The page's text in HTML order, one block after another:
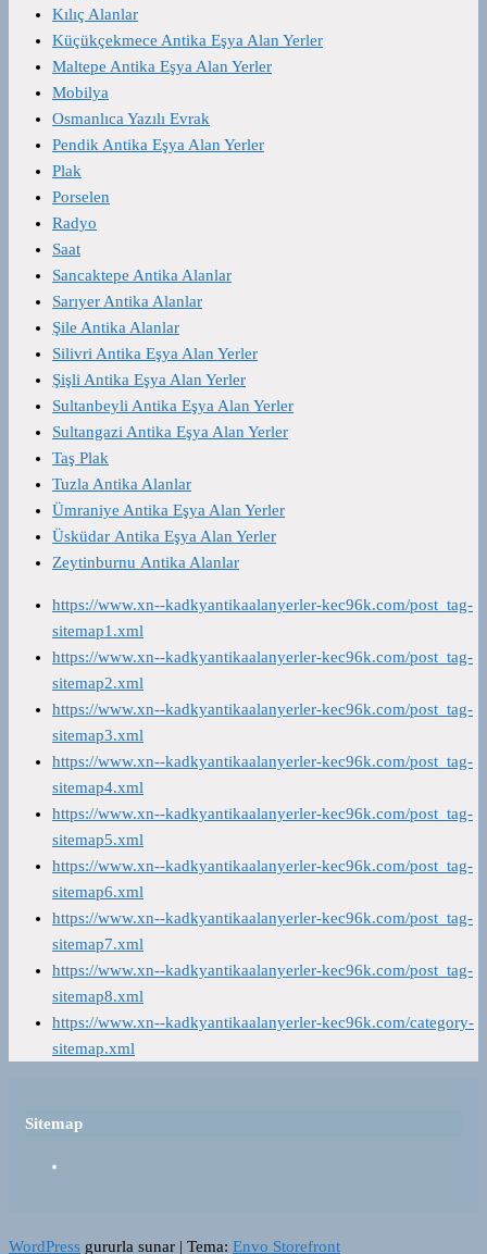
Kılıç Alanlar
Küçükçekmece Antika Eşya Alan Yerler
Maltepe Antika Eşya Alan Yerler
Mobilya
Osmanlıca Yazılı Evrak
Pendik Antika Eşya Alan Yerler
Plak
Porselen
Radyo
Saat
Sancaktepe Antika Alanlar
Sarıyer Antika Alanlar
Şile Antika Alanlar
Silivri Antika Eşya Alan Yerler
Şişli Antika Eşya Alan Yerler
Sultanbeyli Antika Eşya Alan Yerler
Sultangazi Antika Eşya Alan Yerler
Taş Plak
Tuzla Antika Alanlar
Ümraniye Antika Eşya Alan Yerler
Üsküdar Antika Eşya Alan Yerler
Zeytinburnu Antika Alanlar
https://www.xn--kadkyantikaalanyerler-kec96k.com/post_tag-
sitemap1.xml
https://www.xn--kadkyantikaalanyerler-kec96k.com/post_tag-
sitemap2.xml
https://www.xn--kadkyantikaalanyerler-kec96k.com/post_tag-
sitemap3.xml
https://www.xn--kadkyantikaalanyerler-kec96k.com/post_tag-
sitemap4.xml
https://www.xn--kadkyantikaalanyerler-kec96k.com/post_tag-
sitemap5.xml
https://www.xn--kadkyantikaalanyerler-kec96k.com/post_tag-
sitemap6.xml
https://www.xn--kadkyantikaalanyerler-kec96k.com/post_tag-
sitemap7.xml
https://www.xn--kadkyantikaalanyerler-kec96k.com/post_tag-
sitemap8.xml
https://www.xn--kadkyantikaalanyerler-kec96k.com/category-
sitemap.xml
Sitemap
WordPress gururla sunar | Tema: Envo Storefront